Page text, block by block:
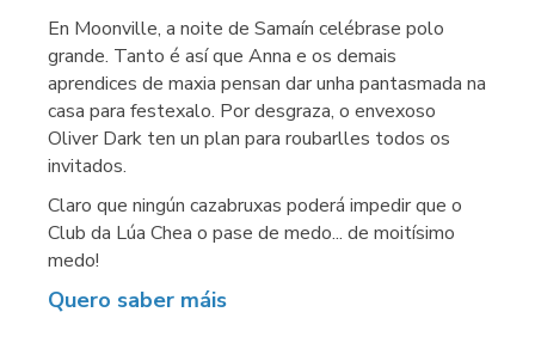
En Moonville, a noite de Samaín celébrase polo
grande. Tanto é así que Anna e os demais
aprendices de maxia pensan dar unha pantasmada na
casa para festexalo. Por desgraza, o envexoso
Oliver Dark ten un plan para roubarlles todos os
invitados.
Claro que ningún cazabruxas poderá impedir que o
Club da Lúa Chea o pase de medo... de moitísimo
medo!
Quero saber máis